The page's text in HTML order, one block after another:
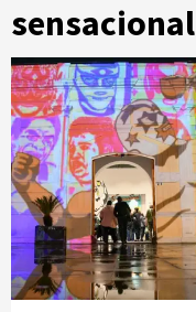
sensacional